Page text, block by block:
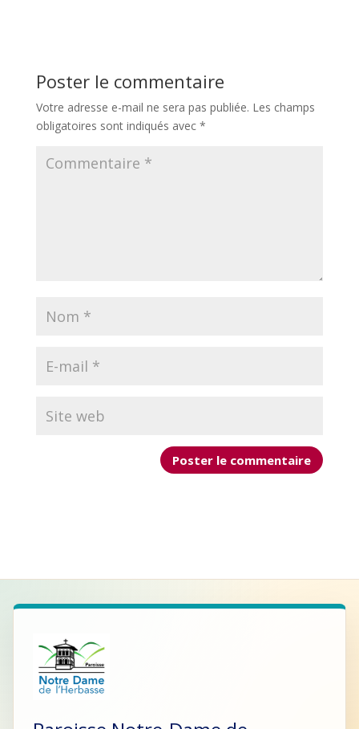
Poster le commentaire
Votre adresse e-mail ne sera pas publiée. Les champs
obligatoires sont indiqués avec *